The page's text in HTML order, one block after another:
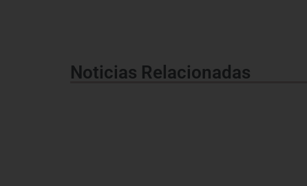
Noticias Relacionadas